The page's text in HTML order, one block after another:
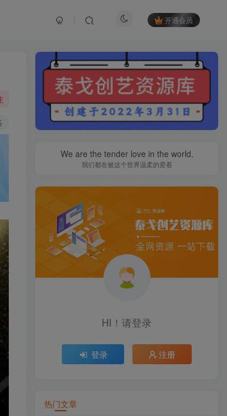
开通会员
We are the tender love in the world.
我们都在被这个世界温柔的爱着
HI！请登录
登录 注册
热门文章